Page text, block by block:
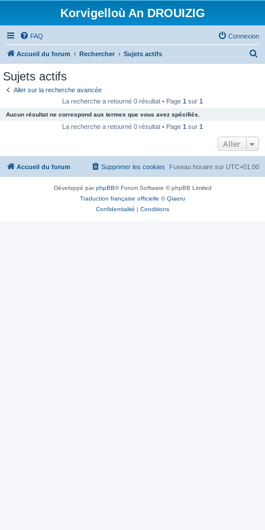
Korvigelloù An DROUIZIG
FAQ Connexion
Accueil du forum Rechercher Sujets actifs
c
e
Sujets actifs
Aller sur la recherche avancée
La recherche a retourné 0 résultat • Page 1 sur 1
Aucun résultat ne correspond aux termes que vous avez spécifiés.
La recherche a retourné 0 résultat • Page 1 sur 1
Aller
Accueil du forum Fuseau horaire sur UTC+01:00
Supprimer les cookies
Développé parphpBB® Forum Software © phpBB Limited
Traduction française officielle ©Qiaeru
Confidentialité | Conditions